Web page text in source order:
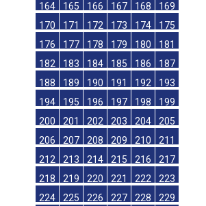
164
165 166 167 168
169
170
171 172 173 174
175
176
177 178 179 180
181
182
183 184 185 186
187
188
189 190 191 192
193
194
195 196 197 198
199
200
201 202 203 204
205
206
207 208 209 210
211
212
213 214 215 216
217
218
219 220 221 222
223
224
225 226 227 228
229